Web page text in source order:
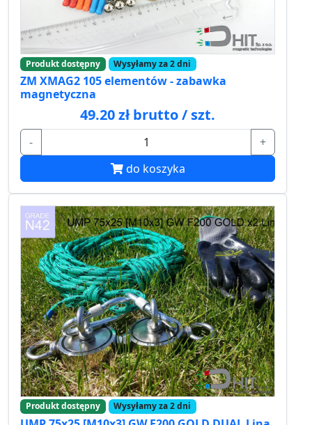
Produkt dostępny Wysyłamy za 2 dni
ZM XMAG2 105 elementów - zabawka
magnetyczna
49.20 zł brutto / szt.
-
+
do koszyka
Produkt dostępny Wysyłamy za 2 dni